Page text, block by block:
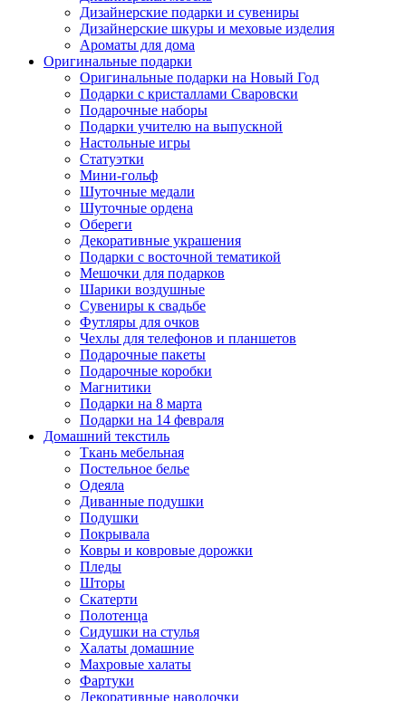
Дизайнерские подарки и сувениры
Дизайнерские шкуры и меховые изделия
Ароматы для дома
Оригинальные подарки
Оригинальные подарки на Новый Год
Подарки с кристаллами Сваровски
Подарочные наборы
Подарки учителю на выпускной
Настольные игры
Статуэтки
Мини-гольф
Шуточные медали
Шуточные ордена
Обереги
Декоративные украшения
Подарки с восточной тематикой
Мешочки для подарков
Шарики воздушные
Сувениры к свадьбе
Футляры для очков
Чехлы для телефонов и планшетов
Подарочные пакеты
Подарочные коробки
Магнитики
Подарки на 8 марта
Подарки на 14 февраля
Домашний текстиль
Ткань мебельная
Постельное белье
Одеяла
Диванные подушки
Подушки
Покрывала
Ковры и ковровые дорожки
Пледы
Шторы
Скатерти
Полотенца
Сидушки на стулья
Халаты домашние
Махровые халаты
Фартуки
Декоративные наволочки